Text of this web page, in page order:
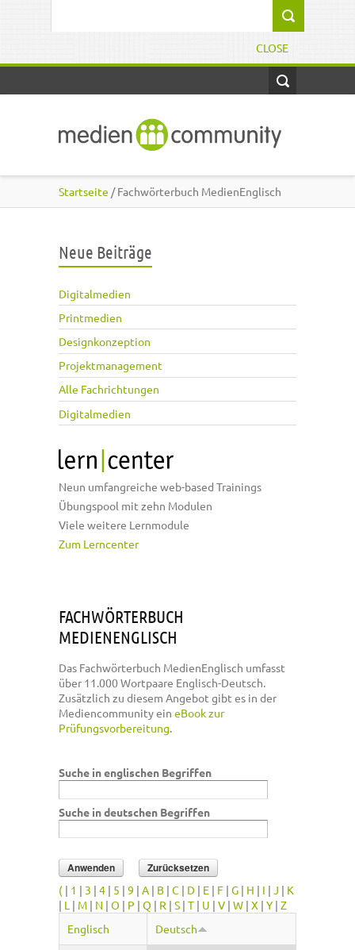
CLOSE
Startseite / Fachwörterbuch MedienEnglisch
Neue Beiträge
Digitalmedien
Printmedien
Designkonzeption
Projektmanagement
Alle Fachrichtungen
Digitalmedien
Neun umfangreiche web-based Trainings
Übungspool mit zehn Modulen
Viele weitere Lernmodule
Zum Lerncenter
FACHWÖRTERBUCH
MEDIENENGLISCH
Das Fachwörterbuch MedienEnglisch umfasst
über 11.000 Wortpaare Englisch-Deutsch.
Zusätzlich zu diesem Angebot gibt es in der
Mediencommunity ein eBook zur
Prüfungsvorbereitung.
Suche in englischen Begriffen
Suche in deutschen Begriffen
( | 1 | 3 | 4 | 5 | 9 | A | B | C | D | E | F | G | H | I | J | K
| L | M | N | O | P | Q | R | S | T | U | V | W | X | Y | Z
Englisch
Deutsch